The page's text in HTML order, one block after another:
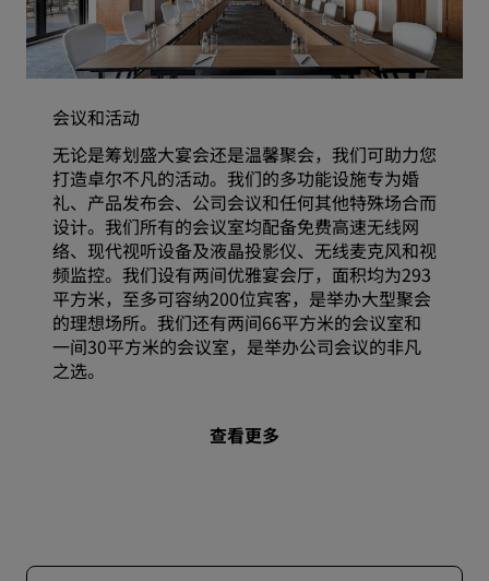
会议和活动
无论是筹划盛大宴会还是温馨聚会，我们可助力您
打造卓尔不凡的活动。我们的多功能设施专为婚
礼、产品发布会、公司会议和任何其他特殊场合而
设计。我们所有的会议室均配备免费高速无线网
络、现代视听设备及液晶投影仪、无线麦克风和视
频监控。我们设有两间优雅宴会厅，面积均为293
平方米，至多可容纳200位宾客，是举办大型聚会
的理想场所。我们还有两间66平方米的会议室和
一间30平方米的会议室，是举办公司会议的非凡
之选。
查看更多